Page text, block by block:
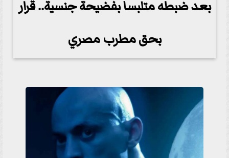
بعد ضبطه متلبسا بفضيحة جنسية.. قرار
بحق مطرب مصري